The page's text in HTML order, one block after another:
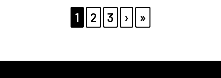
PAGE
1 PAGE
2 PAGE
3
KÖVETKEZŐ
OLDAL
›
UTOLSÓ
OLDAL
»